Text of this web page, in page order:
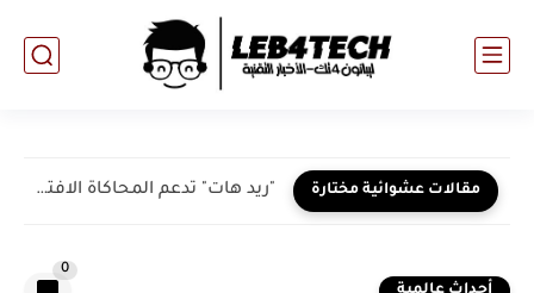
مقالات عشوائية مختارة "ريد هات" تدعم المحاكاة الافتراضية الحديثة على منصة "مايكروسوفت آزور"
0